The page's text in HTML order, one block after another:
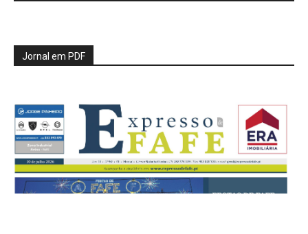
Jornal em PDF